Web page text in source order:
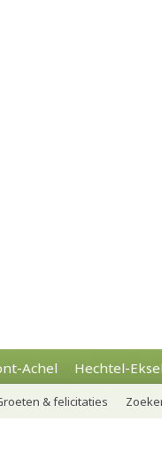
Achel Hechtel-
& felicitaties